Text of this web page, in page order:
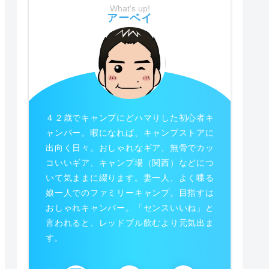
What's up!
アーベイ
４２歳でキャンプにどハマりした初心者キ
ャンパー。暇になれば、キャンプストアに
出向く日々。おしゃれなギア、無骨でカッ
コいいギア、キャンプ場（関西）などにつ
いて気ままに綴ります。妻一人、よく喋る
娘一人でのファミリーキャンプ。目指すは
おしゃれキャンパー。「センスいいね」と
言われると、レッドブル飲むより元気出ま
す。